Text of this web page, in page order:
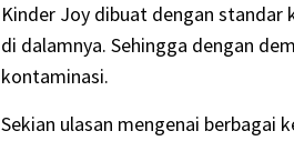
Kinder Joy dibuat dengan
di dalamnya. Sehingga dengan
kontaminasi.
Sekian ulasan mengenai berbagai